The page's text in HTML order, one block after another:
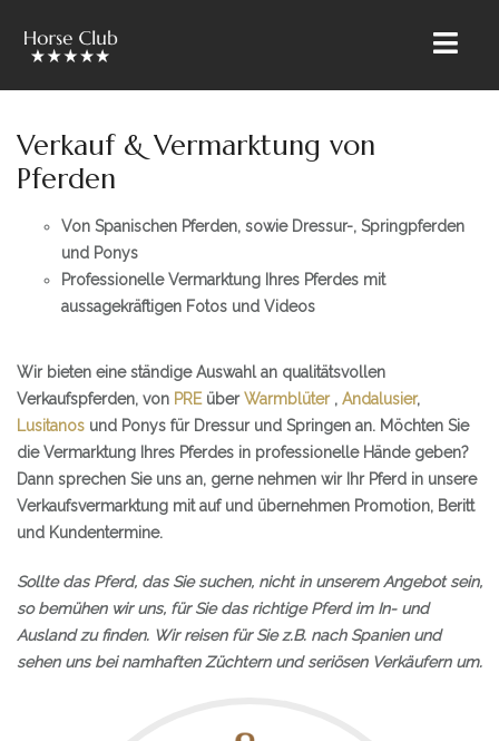
» STARTSEITE
» ÜBER UNS
» RIETBROCK PFERDE
» UNSER TEAM
» AUSBILDUNG & LEHRGÄNGE
» PFERDE PENSION
» VERKAUFSPFERDE
» NEUIGKEITEN
» SHOP
Verkauf & Vermarktung von
Pferden
Von Spanischen Pferden, sowie Dressur-, Springpferden
und Ponys
Professionelle Vermarktung Ihres Pferdes mit
aussagekräftigen Fotos und Videos
Wir bieten eine ständige Auswahl an qualitätsvollen
Verkaufspferden, von PRE überWarmblüter, Andalusier,
Lusitanos und Ponys für Dressur und Springen an. Möchten Sie
die Vermarktung Ihres Pferdes in professionelle Hände geben?
Dann sprechen Sie uns an, gerne nehmen wir Ihr Pferd in unsere
Verkaufsvermarktung mit auf und übernehmen Promotion, Beritt
und Kundentermine.
Sollte das Pferd, das Sie suchen, nicht in unserem Angebot sein,
so bemühen wir uns, für Sie das richtige Pferd im In- und
Ausland zu finden. Wir reisen für Sie z.B. nach Spanien und
sehen uns bei namhaften Züchtern und seriösen Verkäufern um.